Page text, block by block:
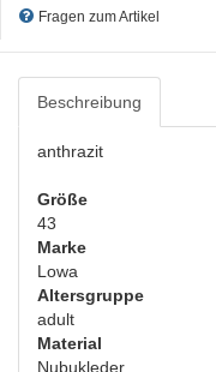
Fragen zum Artikel
Beschreibung
anthrazit
Größe
43
Marke
Lowa
Altersgruppe
adult
Material
Nubukleder